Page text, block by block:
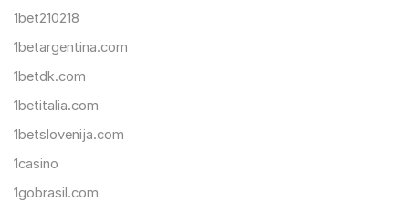
1bet210218
1betargentina.com
1betdk.com
1betitalia.com
1betslovenija.com
1casino
1gobrasil.com